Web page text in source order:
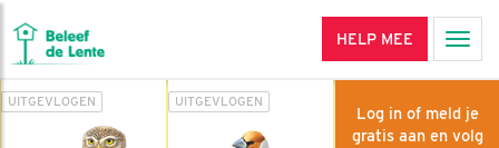
HELP MEE
UITGEVLOGEN UITGEVLOGEN
Log in of meld je
gratis aan en volg